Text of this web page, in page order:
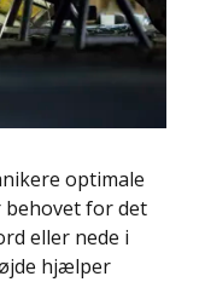
optimale
for det
eller nede i
hjælper